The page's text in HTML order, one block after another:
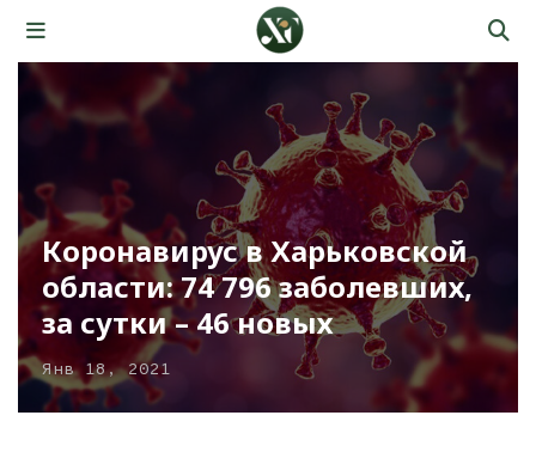
Коронавирус в Харьковской
области: 74 796 заболевших,
за сутки – 46 новых
Янв 18, 2021